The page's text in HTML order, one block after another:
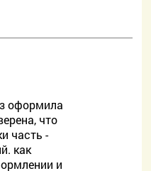
оформила
что
часть -
как
и